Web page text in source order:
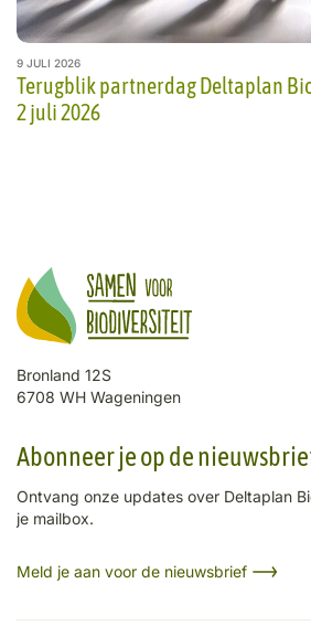
9 JULI 2026
Terugblik partnerdag Deltaplan
2 juli 2026
Bronland 12S
6708 WH Wageningen
Abonneer je op de
Ontvang onze updates over Deltaplan
je mailbox.
Meld je aan voor de nieuwsbrief